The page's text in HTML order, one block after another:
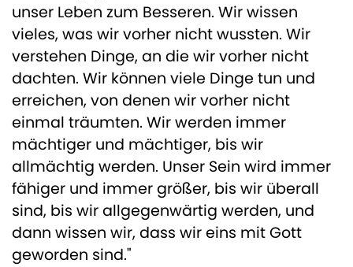
unser Leben zum Besseren. Wir wissen
vieles, was wir vorher nicht wussten. Wir
verstehen Dinge, an die wir vorher nicht
dachten. Wir können viele Dinge tun und
erreichen, von denen wir vorher nicht
einmal träumten. Wir werden immer
mächtiger und mächtiger, bis wir
allmächtig werden. Unser Sein wird immer
fähiger und immer größer, bis wir überall
sind, bis wir allgegenwärtig werden, und
dann wissen wir, dass wir eins mit Gott
geworden sind."